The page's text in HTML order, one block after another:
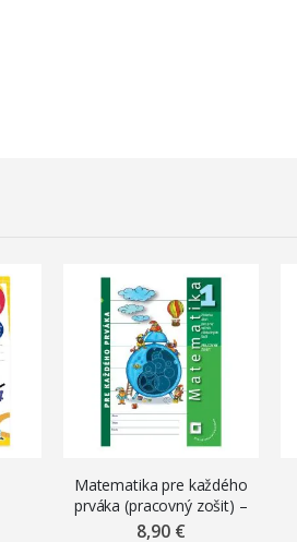
Matematika pre každého
prváka (pracovný zošit) –
Pavol Černek, Vladimír
8,90 €